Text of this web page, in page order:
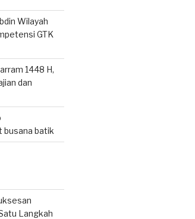
Wilayah
GTK
1448 H,
dan
batik
Langkah